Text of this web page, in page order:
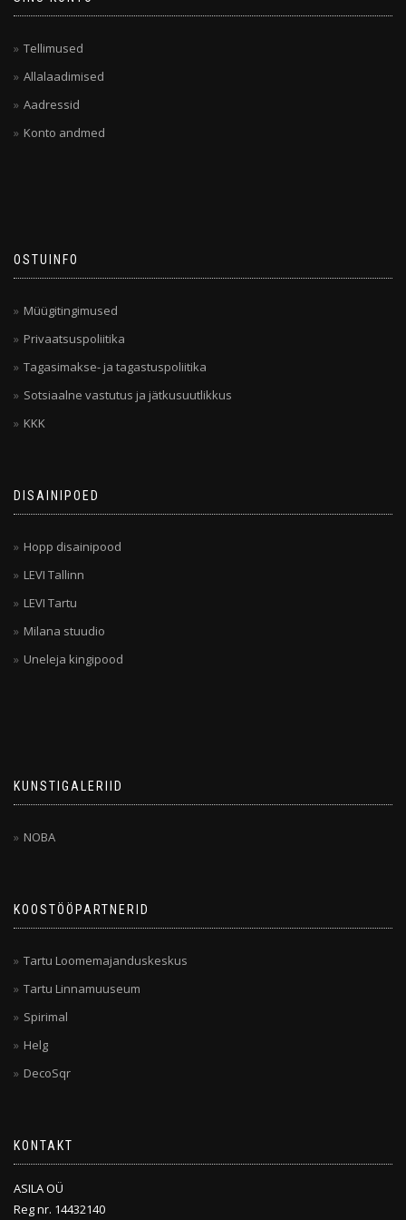
Tellimused
Allalaadimised
Aadressid
Konto andmed
OSTUINFO
Müügitingimused
Privaatsuspoliitika
Tagasimakse- ja tagastuspoliitika
Sotsiaalne vastutus ja jätkusuutlikkus
KKK
DISAINIPOED
Hopp disainipood
LEVI Tallinn
LEVI Tartu
Milana stuudio
Uneleja kingipood
KUNSTIGALERIID
NOBA
KOOSTÖÖPARTNERID
Tartu Loomemajanduskeskus
Tartu Linnamuuseum
Spirimal
Helg
DecoSqr
KONTAKT
ASILA OÜ
Reg nr. 14432140